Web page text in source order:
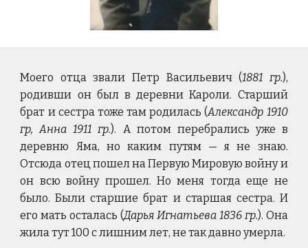
Моего отца звали Петр Васильевич (1881 гр.),
родивши он был в деревни Кароли. Старший
брат и сестра тоже там родилась (Александр 1910
гр, Анна 1911 гр.). А потом перебрались уже в
деревню Яма, но каким путям — я не знаю.
Отсюда отец пошел на Первую Мировую войну и
он всю войну прошел. Но меня тогда еще не
было. Были старшие брат и старшая сестра. И
его мать осталась (Дарья Игнатьева 1836 гр.). Она
жила тут 100 с лишним лет, не так давно умерла.